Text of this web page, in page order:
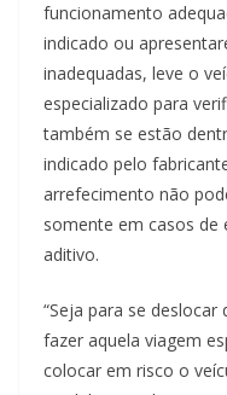
funcionamento
indicado ou
inadequadas, leve o
especializado para
também se estão
indicado pelo
arrefecimento não
somente em casos de
aditivo.
“Seja para se
fazer aquela viagem
colocar em risco o